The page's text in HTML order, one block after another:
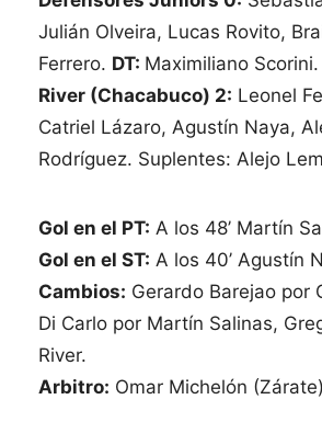
Julián Olveira, Lucas Rovito,
Ferrero. DT: Maximiliano
River (Chacabuco) 2: Leonel
Catriel Lázaro, Agustín Naya,
Rodríguez. Suplentes: Alejo
Gol en el PT: A los 48’ Martín
Gol en el ST: A los 40’ Agustín
Cambios: Gerardo Barejao por
Di Carlo por Martín Salinas,
River.
Arbitro: Omar Michelón